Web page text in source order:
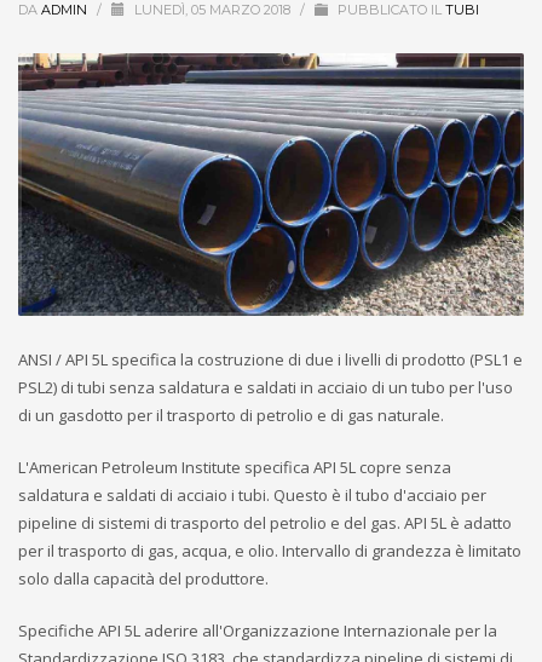
DA ADMIN / LUNEDÌ, 05 MARZO 2018 / PUBBLICATO IL TUBI
ANSI / API 5L specifica la costruzione di due i livelli di prodotto (PSL1 e
PSL2) di tubi senza saldatura e saldati in acciaio di un tubo per l'uso
di un gasdotto per il trasporto di petrolio e di gas naturale.
L'American Petroleum Institute specifica API 5L copre senza
saldatura e saldati di acciaio i tubi. Questo è il tubo d'acciaio per
pipeline di sistemi di trasporto del petrolio e del gas. API 5L è adatto
per il trasporto di gas, acqua, e olio. Intervallo di grandezza è limitato
solo dalla capacità del produttore.
Specifiche API 5L aderire all'Organizzazione Internazionale per la